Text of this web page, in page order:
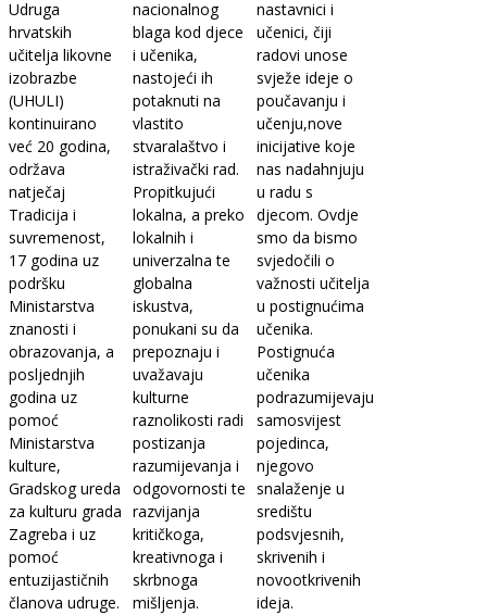
Udruga
hrvatskih
učitelja likovne
izobrazbe
(UHULI)
kontinuirano
već 20 godina,
održava
natječaj
Tradicija i
suvremenost,
17 godina uz
podršku
Ministarstva
znanosti i
obrazovanja, a
posljednjih
godina uz
pomoć
Ministarstva
kulture,
Gradskog ureda
za kulturu grada
Zagreba i uz
pomoć
entuzijastičnih
članova udruge.
nacionalnog
blaga kod djece
i učenika,
nastojeći ih
potaknuti na
vlastito
stvaralaštvo i
istraživački rad.
Propitkujući
lokalna, a preko
lokalnih i
univerzalna te
globalna
iskustva,
ponukani su da
prepoznaju i
uvažavaju
kulturne
raznolikosti radi
postizanja
razumijevanja i
odgovornosti te
razvijanja
kritičkoga,
kreativnoga i
skrbnoga
mišljenja.
nastavnici i
učenici, čiji
radovi unose
svježe ideje o
poučavanju i
učenju,nove
inicijative koje
nas nadahnjuju
u radu s
djecom. Ovdje
smo da bismo
svjedočili o
važnosti učitelja
u postignućima
učenika.
Postignuća
učenika
podrazumijevaju
samosvijest
pojedinca,
njegovo
snalaženje u
središtu
podsvjesnih,
skrivenih i
novootkrivenih
ideja.